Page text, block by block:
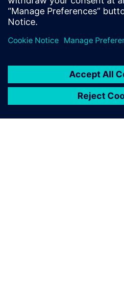
Inżynierowie i kierownicy
MCAD
Specjaliści ds. zarządzania